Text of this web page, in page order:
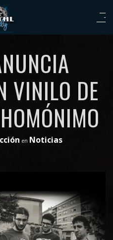
VINILO DE
en Noticias